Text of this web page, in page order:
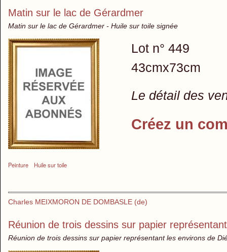
Matin sur le lac de Gérardmer
Matin sur le lac de Gérardmer - Huile sur toile signée
Peinture Huile sur toile
Lot n° 449
43cmx73cm
Le détail des
Créez un
Charles MEIXMORON DE DOMBASLE (de)
Réunion de trois dessins sur papier
Réunion de trois dessins sur papier représentant les environs de